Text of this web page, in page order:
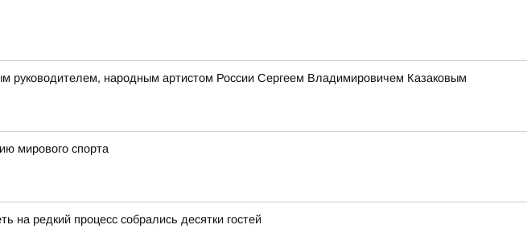
руководителем, народным артистом России Сергеем Владимировичем Казаковым
мирового спорта
на редкий процесс собрались десятки гостей